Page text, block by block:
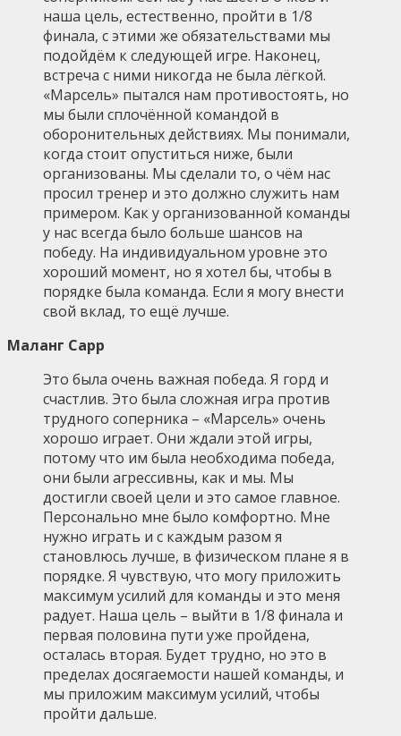
наша цель, естественно, пройти в 1/8
финала, с этими же обязательствами мы
подойдём к следующей игре. Наконец,
встреча с ними никогда не была лёгкой.
«Марсель» пытался нам противостоять, но
мы были сплочённой командой в
оборонительных действиях. Мы понимали,
когда стоит опуститься ниже, были
организованы. Мы сделали то, о чём нас
просил тренер и это должно служить нам
примером. Как у организованной команды
у нас всегда было больше шансов на
победу. На индивидуальном уровне это
хороший момент, но я хотел бы, чтобы в
порядке была команда. Если я могу внести
свой вклад, то ещё лучше.
Маланг Сарр
Это была очень важная победа. Я горд и
счастлив. Это была сложная игра против
трудного соперника – «Марсель» очень
хорошо играет. Они ждали этой игры,
потому что им была необходима победа,
они были агрессивны, как и мы. Мы
достигли своей цели и это самое главное.
Персонально мне было комфортно. Мне
нужно играть и с каждым разом я
становлюсь лучше, в физическом плане я в
порядке. Я чувствую, что могу приложить
максимум усилий для команды и это меня
радует. Наша цель – выйти в 1/8 финала и
первая половина пути уже пройдена,
осталась вторая. Будет трудно, но это в
пределах досягаемости нашей команды, и
мы приложим максимум усилий, чтобы
пройти дальше.